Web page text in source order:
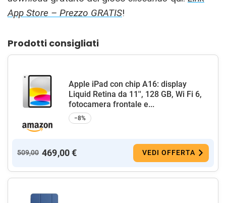
App Store – Prezzo GRATIS!
Prodotti consigliati
Apple iPad con chip A16: display
Liquid Retina da 11'', 128 GB, Wi Fi 6,
fotocamera frontale e...
−8%
509,00 469,00 € VEDI OFFERTA